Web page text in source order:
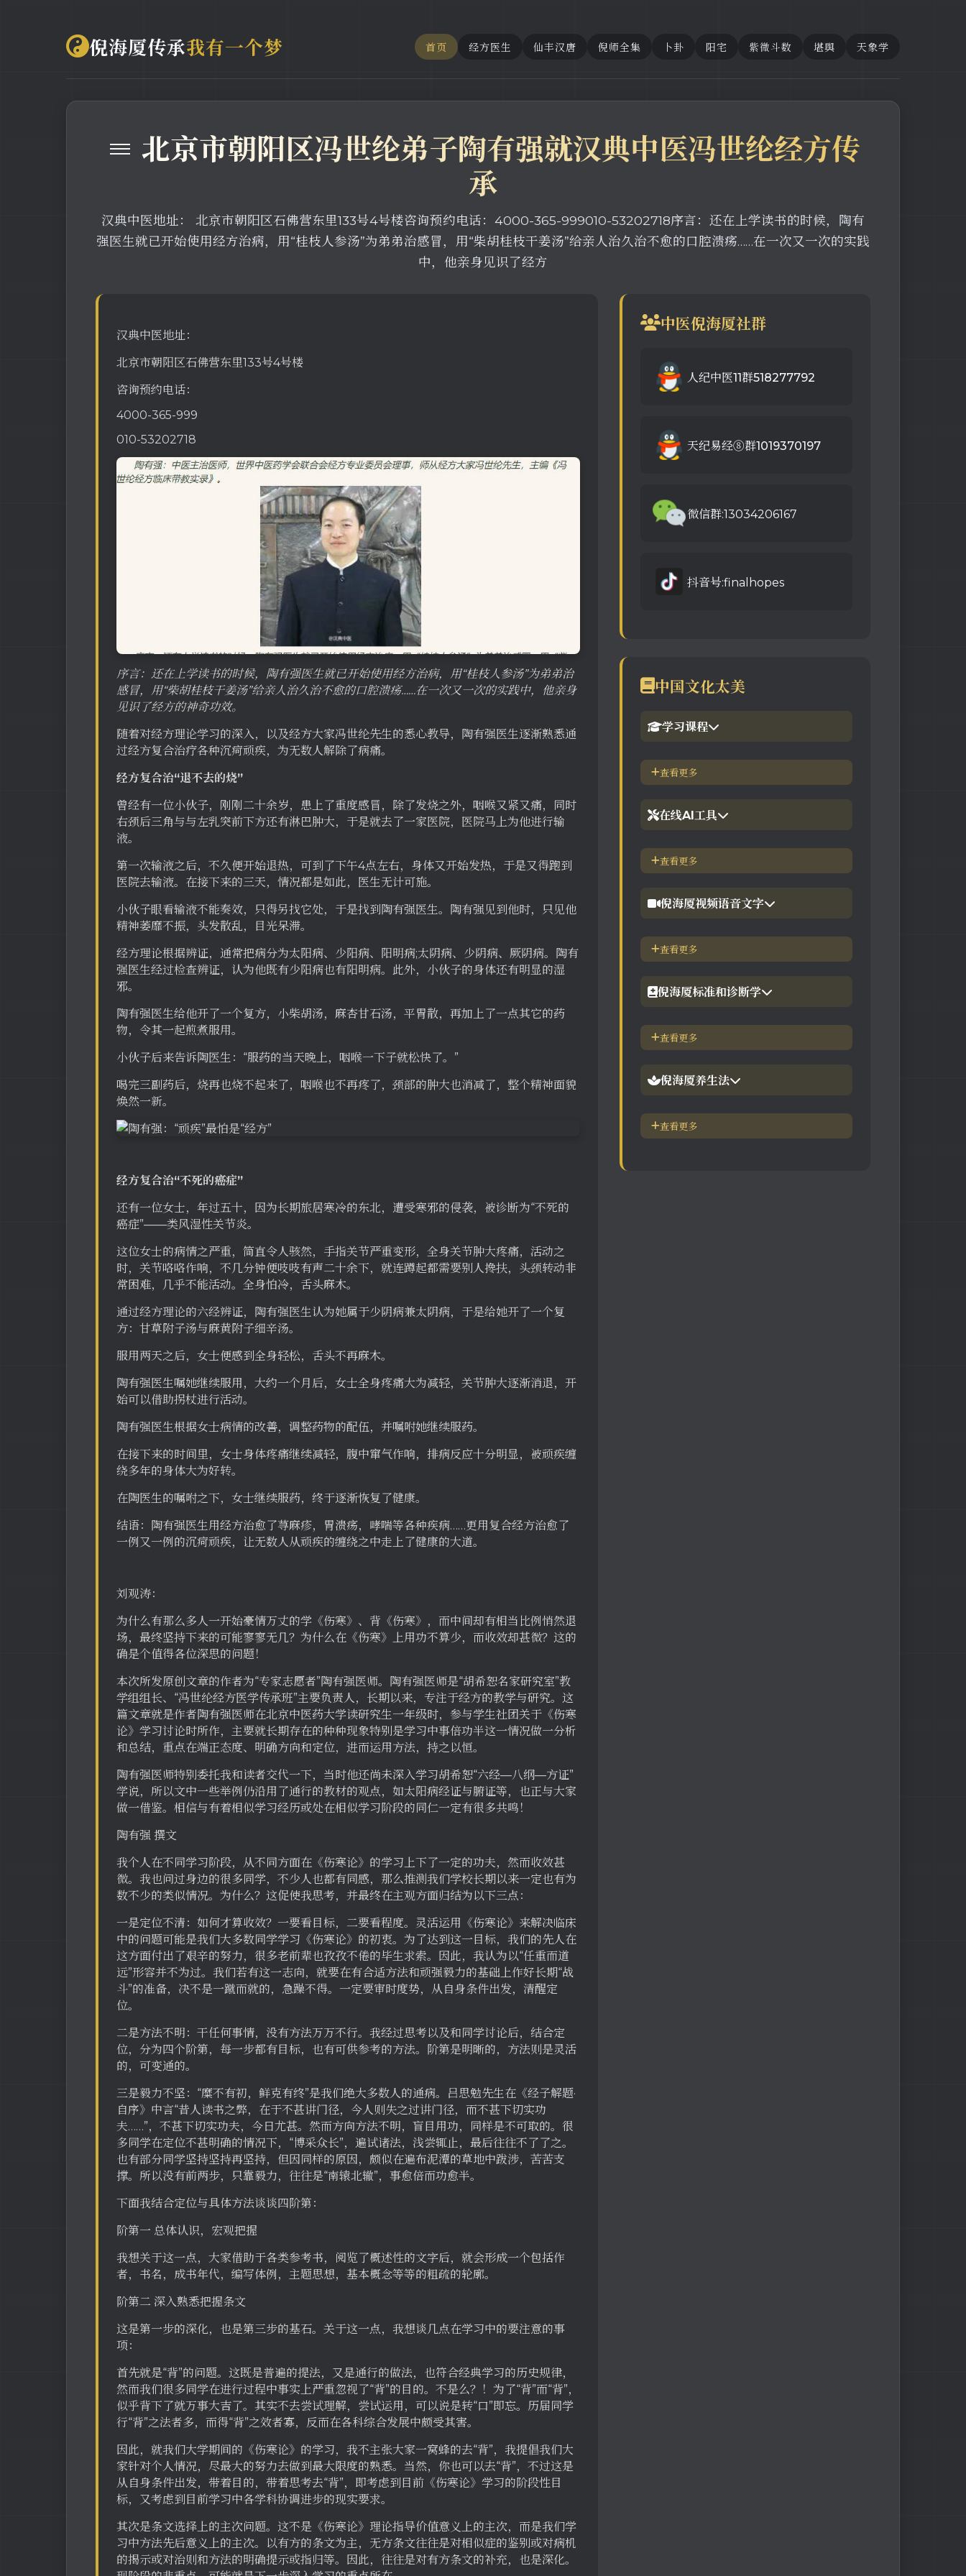
倪海厦传承我有一个梦 首页 经方医生 仙丰汉唐 倪师全集 卜卦 阳宅 紫微斗数 堪舆 天象学
≡ 北京市朝阳区冯世纶弟子陶有强就汉典中医冯世纶经方传
承
汉典中医地址： 北京市朝阳区石佛营东里133号4号楼咨询预约电话：4000-365-999010-53202718序言：还在上学读书的时候，陶有
强医生就已开始使用经方治病，用“桂枝人参汤”为弟弟治感冒，用“柴胡桂枝干姜汤”给亲人治久治不愈的口腔溃疡……在一次又一次的实践
中，他亲身见识了经方
汉典中医地址：
北京市朝阳区石佛营东里133号4号楼
咨询预约电话：
4000-365-999
010-53202718
序言：还在上学读书的时候，陶有强医生就已开始使用经方治病，用“桂枝人参汤”为弟弟治
感冒，用“柴胡桂枝干姜汤”给亲人治久治不愈的口腔溃疡……在一次又一次的实践中，他亲身
见识了经方的神奇功效。
随着对经方理论学习的深入，以及经方大家冯世纶先生的悉心教导，陶有强医生逐渐熟悉通
过经方复合治疗各种沉疴顽疾，为无数人解除了病痛。
经方复合治“退不去的烧”
曾经有一位小伙子，刚刚二十余岁，患上了重度感冒，除了发烧之外，咽喉又紧又痛，同时
右颈后三角与与左乳突前下方还有淋巴肿大，于是就去了一家医院，医院马上为他进行输
液。
第一次输液之后，不久便开始退热，可到了下午4点左右，身体又开始发热，于是又得跑到
医院去输液。在接下来的三天，情况都是如此，医生无计可施。
小伙子眼看输液不能奏效，只得另找它处，于是找到陶有强医生。陶有强见到他时，只见他
精神萎靡不振，头发散乱，目光呆滞。
经方理论根据辨证，通常把病分为太阳病、少阳病、阳明病;太阴病、少阴病、厥阴病。陶有
强医生经过检查辨证，认为他既有少阳病也有阳明病。此外，小伙子的身体还有明显的湿
邪。
陶有强医生给他开了一个复方，小柴胡汤，麻杏甘石汤，平胃散，再加上了一点其它的药
物，令其一起煎煮服用。
小伙子后来告诉陶医生：“服药的当天晚上，咽喉一下子就松快了。”
喝完三副药后，烧再也烧不起来了，咽喉也不再疼了，颈部的肿大也消减了，整个精神面貌
焕然一新。
经方复合治“不死的癌症”
还有一位女士，年过五十，因为长期旅居寒冷的东北，遭受寒邪的侵袭，被诊断为“不死的
癌症”——类风湿性关节炎。
这位女士的病情之严重，简直令人骇然，手指关节严重变形，全身关节肿大疼痛，活动之
时，关节咯咯作响，不几分钟便吱吱有声二十余下，就连蹲起都需要别人搀扶，头颈转动非
常困难，几乎不能活动。全身怕冷，舌头麻木。
通过经方理论的六经辨证，陶有强医生认为她属于少阴病兼太阴病，于是给她开了一个复
方：甘草附子汤与麻黄附子细辛汤。
服用两天之后，女士便感到全身轻松，舌头不再麻木。
陶有强医生嘱她继续服用，大约一个月后，女士全身疼痛大为减轻，关节肿大逐渐消退，开
始可以借助拐杖进行活动。
陶有强医生根据女士病情的改善，调整药物的配伍，并嘱咐她继续服药。
在接下来的时间里，女士身体疼痛继续减轻，腹中窜气作响，排病反应十分明显，被顽疾缠
绕多年的身体大为好转。
在陶医生的嘱咐之下，女士继续服药，终于逐渐恢复了健康。
结语：陶有强医生用经方治愈了荨麻疹，胃溃疡，哮喘等各种疾病……更用复合经方治愈了
一例又一例的沉疴顽疾，让无数人从顽疾的缠绕之中走上了健康的大道。
刘观涛：
为什么有那么多人一开始豪情万丈的学《伤寒》、背《伤寒》，而中间却有相当比例悄然退
场，最终坚持下来的可能寥寥无几？为什么在《伤寒》上用功不算少，而收效却甚微？这的
确是个值得各位深思的问题！
本次所发原创文章的作者为“专家志愿者”陶有强医师。陶有强医师是“胡希恕名家研究室”教
学组组长、“冯世纶经方医学传承班”主要负责人，长期以来，专注于经方的教学与研究。这
篇文章就是作者陶有强医师在北京中医药大学读研究生一年级时，参与学生社团关于《伤寒
论》学习讨论时所作，主要就长期存在的种种现象特别是学习中事倍功半这一情况做一分析
和总结，重点在端正态度、明确方向和定位，进而运用方法，持之以恒。
陶有强医师特别委托我和读者交代一下，当时他还尚未深入学习胡希恕“六经—八纲—方证”
学说，所以文中一些举例仍沿用了通行的教材的观点，如太阳病经证与腑证等，也正与大家
做一借鉴。相信与有着相似学习经历或处在相似学习阶段的同仁一定有很多共鸣！
陶有强 撰文
我个人在不同学习阶段，从不同方面在《伤寒论》的学习上下了一定的功夫，然而收效甚
微。我也问过身边的很多同学，不少人也都有同感，那么推测我们学校长期以来一定也有为
数不少的类似情况。为什么？这促使我思考，并最终在主观方面归结为以下三点：
一是定位不清：如何才算收效？一要看目标，二要看程度。灵活运用《伤寒论》来解决临床
中的问题可能是我们大多数同学学习《伤寒论》的初衷。为了达到这一目标，我们的先人在
这方面付出了艰辛的努力，很多老前辈也孜孜不倦的毕生求索。因此，我认为以“任重而道
远”形容并不为过。我们若有这一志向，就要在有合适方法和顽强毅力的基础上作好长期“战
斗”的准备，决不是一蹴而就的，急躁不得。一定要审时度势，从自身条件出发，清醒定
位。
二是方法不明：干任何事情，没有方法万万不行。我经过思考以及和同学讨论后，结合定
位，分为四个阶第，每一步都有目标，也有可供参考的方法。阶第是明晰的，方法则是灵活
的，可变通的。
三是毅力不坚：“糜不有初，鲜克有终”是我们绝大多数人的通病。吕思勉先生在《经子解题·
自序》中言“昔人读书之弊，在于不甚讲门径，今人则失之过讲门径，而不甚下切实功
夫……”，不甚下切实功夫，今日尤甚。然而方向方法不明，盲目用功，同样是不可取的。很
多同学在定位不甚明确的情况下，“博采众长”，遍试诸法，浅尝辄止，最后往往不了了之。
也有部分同学坚持坚持再坚持，但因同样的原因，颇似在遍布泥潭的草地中跋涉，苦苦支
撑。所以没有前两步，只靠毅力，往往是“南辕北辙”，事愈倍而功愈半。
下面我结合定位与具体方法谈谈四阶第：
阶第一 总体认识，宏观把握
我想关于这一点，大家借助于各类参考书，阅览了概述性的文字后，就会形成一个包括作
者，书名，成书年代，编写体例，主题思想，基本概念等等的粗疏的轮廓。
阶第二 深入熟悉把握条文
这是第一步的深化，也是第三步的基石。关于这一点，我想谈几点在学习中的要注意的事
项：
首先就是“背”的问题。这既是普遍的提法，又是通行的做法，也符合经典学习的历史规律，
然而我们很多同学在进行过程中事实上严重忽视了“背”的目的。不是么？！为了“背”而“背”，
似乎背下了就万事大吉了。其实不去尝试理解，尝试运用，可以说是转“口”即忘。历届同学
行“背”之法者多，而得“背”之效者寡，反而在各科综合发展中颇受其害。
因此，就我们大学期间的《伤寒论》的学习，我不主张大家一窝蜂的去“背”，我提倡我们大
家针对个人情况，尽最大的努力去做到最大限度的熟悉。当然，你也可以去“背”，不过这是
从自身条件出发，带着目的，带着思考去“背”，即考虑到目前《伤寒论》学习的阶段性目
标，又考虑到目前学习中各学科协调进步的现实要求。
其次是条文选择上的主次问题。这不是《伤寒论》理论指导价值意义上的主次，而是我们学
习中方法先后意义上的主次。以有方的条文为主，无方条文往往是对相似症的鉴别或对病机
的揭示或对治则和方法的明确提示或指归等。因此，往往是对有方条文的补充，也是深化。
中医倪海厦社群
人纪中医11群518277792
天纪易经⑧群1019370197
微信群:13034206167
抖音号:finalhopes
中国文化太美
学习课程
1.倪海厦官网备份版
查看更多
在线AI工具
【工具】紫微斗数命理分析
查看更多
倪海厦视频语音文字
【视频】倪海厦-针灸大成
查看更多
倪海厦标准和诊断学
倪海厦简介-传奇人生
查看更多
倪海厦养生法
五脏逼毒法和易筋经
查看更多